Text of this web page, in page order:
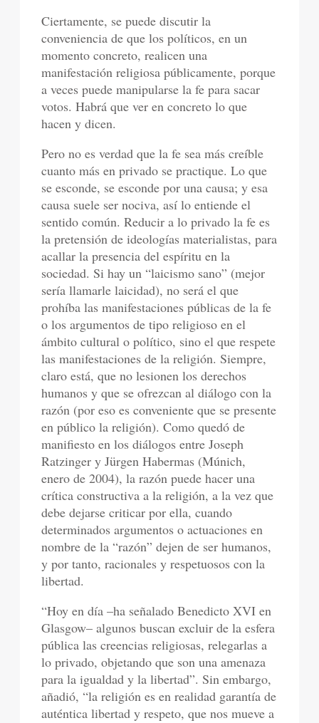
Ciertamente, se puede discutir la
conveniencia de que los políticos, en un
momento concreto, realicen una
manifestación religiosa públicamente, porque
a veces puede manipularse la fe para sacar
votos. Habrá que ver en concreto lo que
hacen y dicen.
Pero no es verdad que la fe sea más creíble
cuanto más en privado se practique. Lo que
se esconde, se esconde por una causa; y esa
causa suele ser nociva, así lo entiende el
sentido común. Reducir a lo privado la fe es
la pretensión de ideologías materialistas, para
acallar la presencia del espíritu en la
sociedad. Si hay un “laicismo sano” (mejor
sería llamarle laicidad), no será el que
prohíba las manifestaciones públicas de la fe
o los argumentos de tipo religioso en el
ámbito cultural o político, sino el que respete
las manifestaciones de la religión. Siempre,
claro está, que no lesionen los derechos
humanos y que se ofrezcan al diálogo con la
razón (por eso es conveniente que se presente
en público la religión). Como quedó de
manifiesto en los diálogos entre Joseph
Ratzinger y Jürgen Habermas (Múnich,
enero de 2004), la razón puede hacer una
crítica constructiva a la religión, a la vez que
debe dejarse criticar por ella, cuando
determinados argumentos o actuaciones en
nombre de la “razón” dejen de ser humanos,
y por tanto, racionales y respetuosos con la
libertad.
“Hoy en día –ha señalado Benedicto XVI en
Glasgow– algunos buscan excluir de la esfera
pública las creencias religiosas, relegarlas a
lo privado, objetando que son una amenaza
para la igualdad y la libertad”. Sin embargo,
añadió, “la religión es en realidad garantía de
auténtica libertad y respeto, que nos mueve a